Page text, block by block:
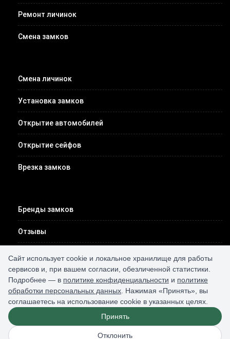
Ремонт личинок
Смена замков
Смена личинок
Установка замков
Открытие автомобилей
Открытие сейфов
Врезка замков
Бренды замков
Отзывы
Вакансии
Сайт использует cookie и локальное хранилище для работы
сервисов и, при вашем согласии, обезличенной статистики.
Подробнее — в политике конфиденциальности и политике
обработки персональных данных . Нажимая «Принять», вы
соглашаетесь на использование cookie в указанных целях.
Принять
Отклонить